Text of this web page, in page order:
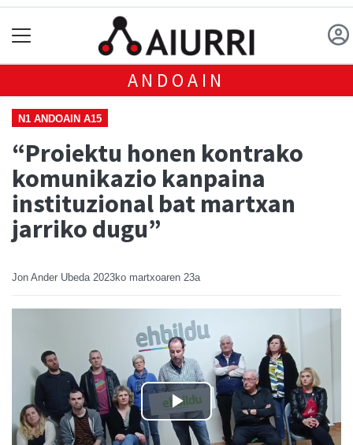
ANDOAIN
N1 ANDOAIN A15
“Proiektu honen kontrako
komunikazio kanpaina
instituzional bat martxan
jarriko dugu”
Jon Ander Ubeda 2023ko martxoaren 23a